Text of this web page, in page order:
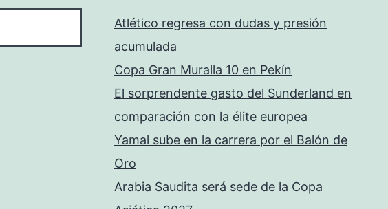
Atlético regresa con dudas y presión
acumulada
Copa Gran Muralla 10 en Pekín
El sorprendente gasto del Sunderland en
comparación con la élite europea
Yamal sube en la carrera por el Balón de
Oro
Arabia Saudita será sede de la Copa